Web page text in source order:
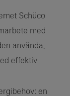
Schüco
med
använda,
effektiv
en